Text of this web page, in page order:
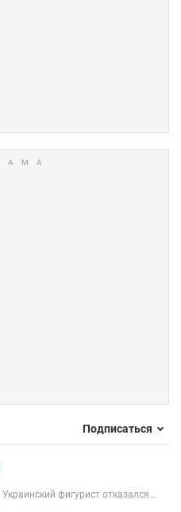
Подписаться
Украинский фигурист отказался...